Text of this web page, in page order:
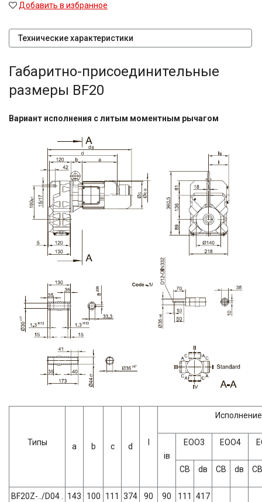
Добавить в избранное
Технические характеристики
Габаритно-присоединительные
размеры BF20
Вариант исполнения с литым моментным рычагом
Типы a b c d
iв
ЕОО3 ЕОО4
СВ dв СВ dв СВ
BF20Z-../D04 . 143 100 111 374 90 90 111 417